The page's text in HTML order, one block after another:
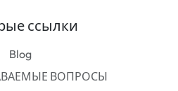
ссылки
Blog
ВОПРОСЫ